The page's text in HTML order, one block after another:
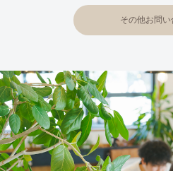
その他お問